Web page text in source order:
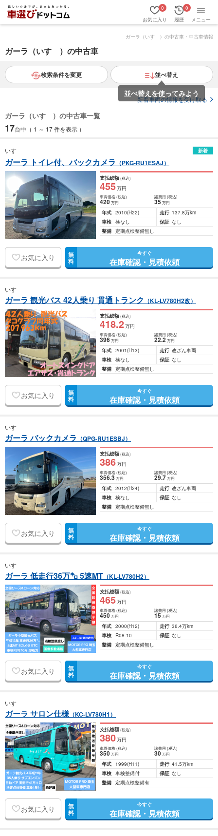
お気に入り
0
履歴
0
メニュー
ガーラ（いすゞ）の中古車・中古車情報
ガーラ（いすゞ）の中古車
検索条件を変更 並べ替え
新着車両の情報を受け取る
ガーラ（いすゞ）の中古車一覧
17台中（ 1 ～ 17 件を表示 ）
いすゞ 新着
ガーラ トイレ付、バックカメラ （PKG-RU1ESAJ）
支払総額(税込)
455万円
車両価格(税込)
420万円
諸費用 (税込)
35 万円
年式 2010(H22) 走行 137.8万km
車検 検なし 保証 なし
整備 定期点検整備無し
お気に入り 無
料
今すぐ
在庫確認・見積依頼
いすゞ
ガーラ 観光バス 42人乗り 貫通トランク （KL-LV780H2改）
支払総額(税込)
418.2万円
車両価格(税込)
396万円
諸費用 (税込)
22.2 万円
年式 2001(H13) 走行 改ざん車両
車検 検なし 保証 なし
整備 定期点検整備無し
お気に入り 無
料
今すぐ
在庫確認・見積依頼
いすゞ
ガーラ バックカメラ （QPG-RU1ESBJ）
支払総額(税込)
386万円
車両価格(税込)
356.3万円
諸費用 (税込)
29.7 万円
年式 2012(H24) 走行 改ざん車両
車検 検なし 保証 なし
整備 定期点検整備無し
お気に入り 無
料
今すぐ
在庫確認・見積依頼
いすゞ
ガーラ 低走行36万㌔ 5速MT （KL-LV780H2）
支払総額(税込)
465万円
車両価格(税込)
450万円
諸費用 (税込)
15 万円
年式 2000(H12) 走行 36.4万km
車検
R08.10 保証 なし
整備 定期点検整備無し
お気に入り 無
料
今すぐ
在庫確認・見積依頼
いすゞ
ガーラ サロン仕様（KC-LV780H1）
支払総額(税込)
380万円
車両価格(税込)
350万円
諸費用 (税込)
30 万円
年式 1999(H11) 走行 41.5万km
車検 車検整備付 保証 なし
整備 定期点検整備有
お気に入り 無
料
今すぐ
在庫確認・見積依頼